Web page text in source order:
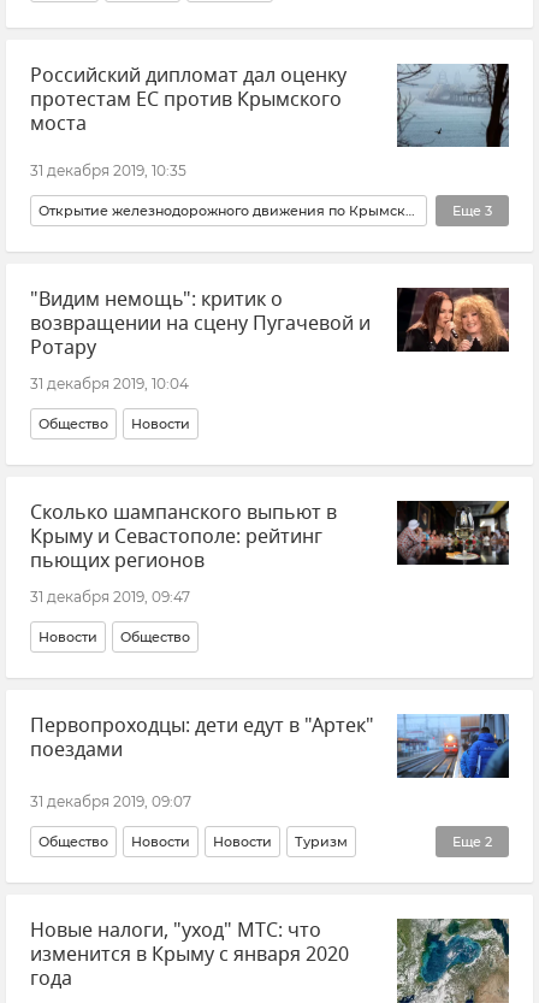
Российский дипломат дал оценку
протестам ЕС против Крымского
моста
31 декабря 2019, 10:35
Еще 3
Открытие железнодорожного движения по Крымскому мосту
Общество Новости Политика
"Видим немощь": критик о
возвращении на сцену Пугачевой и
Ротару
31 декабря 2019, 10:04
Общество Новости
Сколько шампанского выпьют в
Крыму и Севастополе: рейтинг
пьющих регионов
31 декабря 2019, 09:47
Новости Общество
Первопроходцы: дети едут в "Артек"
поездами
31 декабря 2019, 09:07
Еще 2
Общество Новости Новости Туризм
Новости Крым курортный
Новые налоги, "уход" МТС: что
изменится в Крыму с января 2020
года